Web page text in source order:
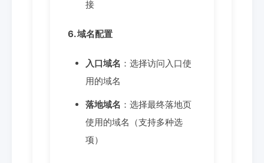
接
6. 域名配置
入口域名 ：选择访问入口使
用的域名
落地域名 ：选择最终落地页
使用的域名（支持多种选
项）